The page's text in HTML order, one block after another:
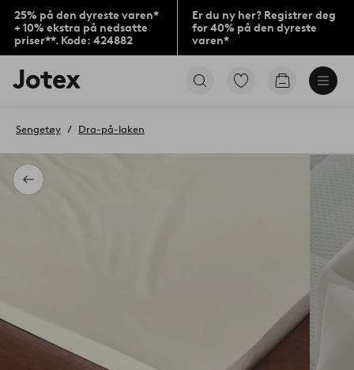
25% på den dyreste varen*
+ 10% ekstra på nedsatte
priser**. Kode: 424882
Er du ny her? Registrer deg
for 40% på den dyreste
varen*
Jotex’
logo
til
Gå
Gå
Tilbake
Sengetøy Dra-på-laken